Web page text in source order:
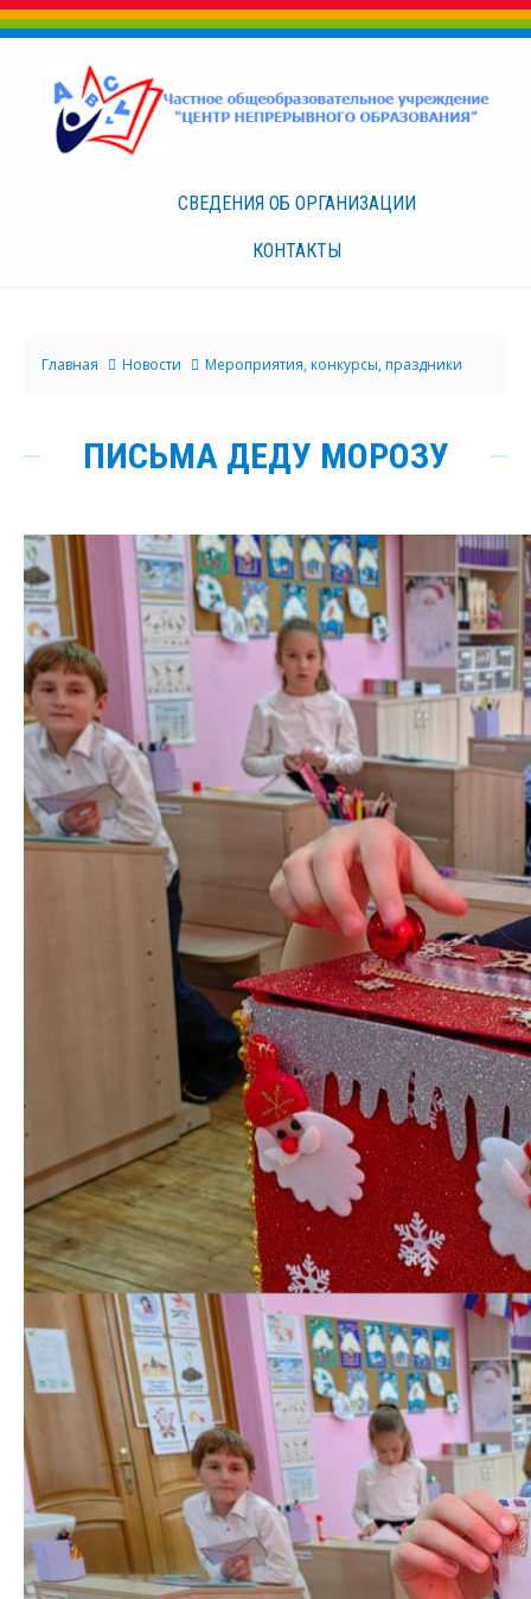
СВЕДЕНИЯ ОБ ОРГАНИЗАЦИИ
КОНТАКТЫ
Главная Новости Мероприятия, конкурсы, праздники
ПИСЬМА ДЕДУ МОРОЗУ